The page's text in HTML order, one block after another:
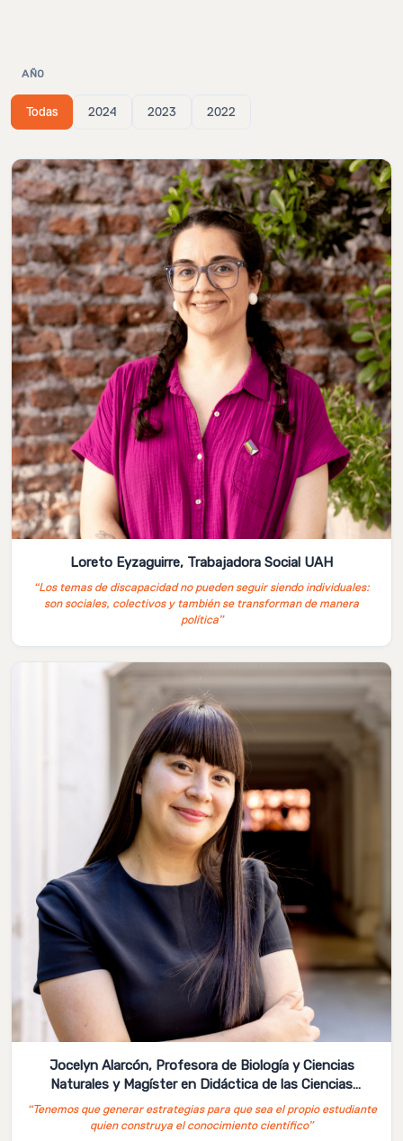
AÑO
Todas 2024 2023 2022
Loreto Eyzaguirre, Trabajadora Social UAH
“Los temas de discapacidad no pueden seguir siendo individuales:
son sociales, colectivos y también se transforman de manera
política”
Jocelyn Alarcón, Profesora de Biología y Ciencias
Naturales y Magíster en Didáctica de las Ciencias
Experimentales UAH
“Tenemos que generar estrategias para que sea el propio estudiante
quien construya el conocimiento científico”